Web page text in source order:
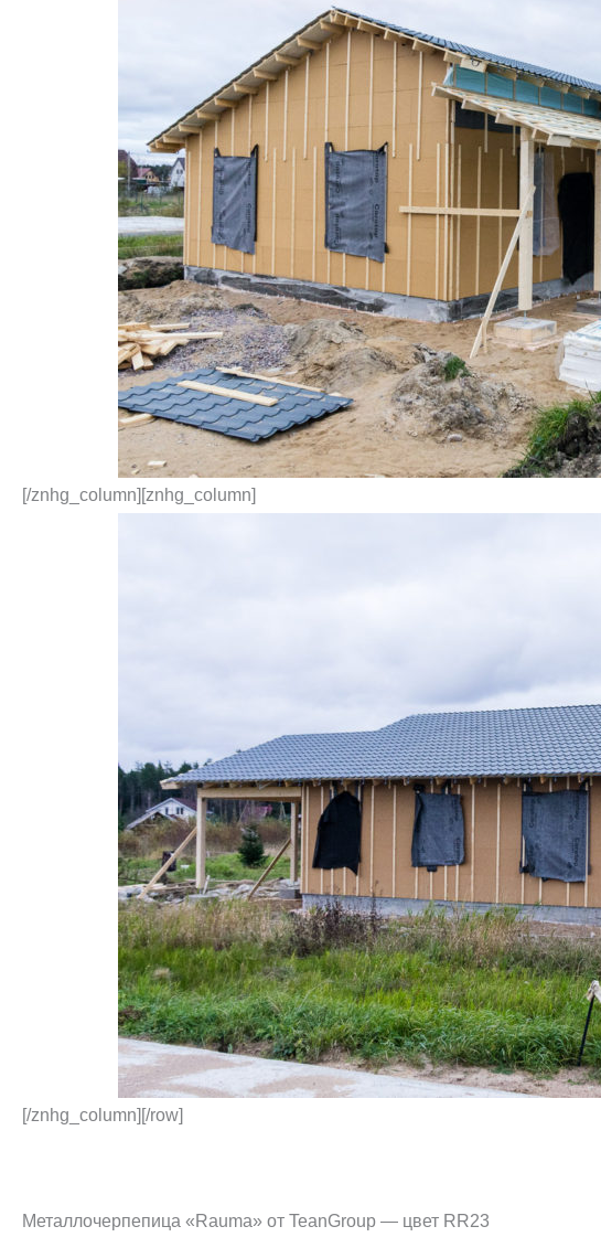
[/znhg_column][znhg_column]
[/znhg_column][/row]
Металлочерпепица «Rauma» от TeanGroup — цвет RR23